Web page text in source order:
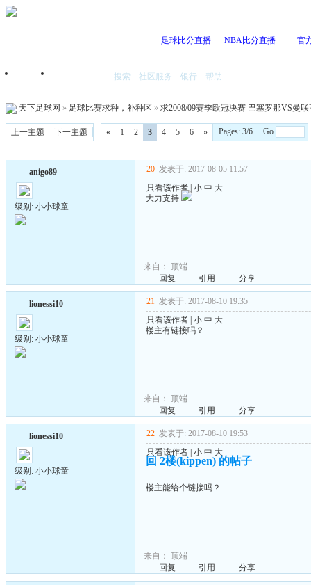
足球比分直播 NBA比分直播 官
首页 搜索 社区服务 银行 帮助
天下足球网 » 足球比赛求种，补种区 » 求2008/09赛季欧冠决赛 巴塞罗那VS曼
上一主题 下一主题 « 1 2 3 4 5 6 » Pages: 3/6 Go
anigo89
级别: 小小球童
20 发表于: 2017-08-05 11:57
只看该作者| 小 中 大
大力支持
来自： 顶端
回复
引用 分享
lionessi10
级别: 小小球童
21 发表于: 2017-08-10 19:35
只看该作者 小 中 大
楼主有链接吗？
来自： 顶端
回复
引用 分享
lionessi10
级别: 小小球童
22 发表于: 2017-08-10 19:53
只看该作者 小 中 大
回 2楼(kippen) 的帖子
楼主能给个链接吗？
来自： 顶端
回复
引用 分享